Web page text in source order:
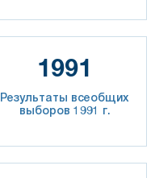
1991
Результаты всеобщих
выборов 1991 г.